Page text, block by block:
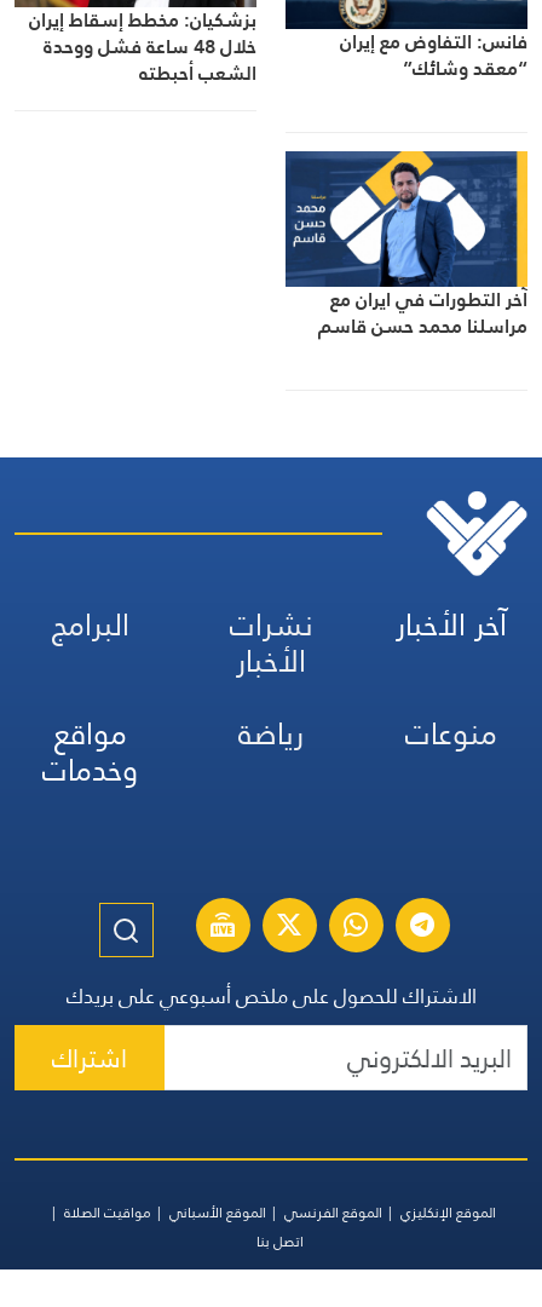
فانس: التفاوض مع إيران
“معقد وشائك”
بزشكيان: مخطط إسقاط إيران
خلال 48 ساعة فشل ووحدة
الشعب أحبطته
آخر التطورات في ايران مع
مراسلنا محمد حسن قاسم
آخر الأخبار نشرات
الأخبار
البرامج
منوعات
رياضة مواقع
وخدمات
الاشتراك للحصول على ملخص أسبوعي على بريدك
اشتراك
الموقع الإنكليزي الموقع الفرنسي الموقع الأسباني
مواقيت الصلاة
اتصل بنا